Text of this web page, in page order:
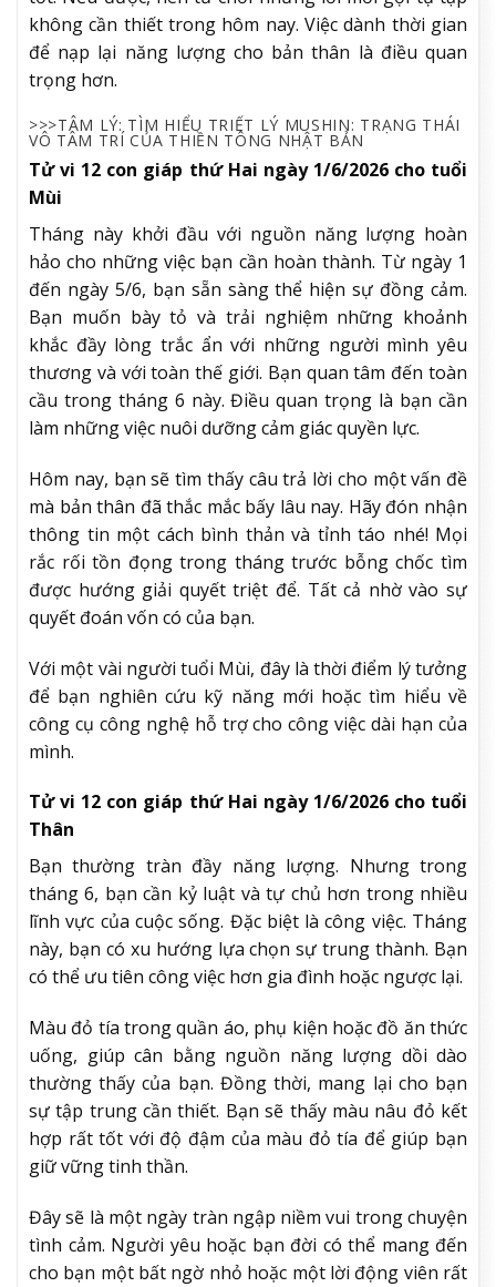
không cần thiết trong hôm nay. Việc dành thời gian
để nạp lại năng lượng cho bản thân là điều quan
trọng hơn.
>>>TÂM LÝ: TÌM HIỂU TRIẾT LÝ MUSHIN: TRẠNG THÁI
VÔ TÂM TRÍ CỦA THIỀN TÔNG NHẬT BẢN
Tử vi 12 con giáp thứ Hai ngày 1/6/2026 cho tuổi
Mùi
Tháng này khởi đầu với nguồn năng lượng hoàn
hảo cho những việc bạn cần hoàn thành. Từ ngày 1
đến ngày 5/6, bạn sẵn sàng thể hiện sự đồng cảm.
Bạn muốn bày tỏ và trải nghiệm những khoảnh
khắc đầy lòng trắc ẩn với những người mình yêu
thương và với toàn thế giới. Bạn quan tâm đến toàn
cầu trong tháng 6 này. Điều quan trọng là bạn cần
làm những việc nuôi dưỡng cảm giác quyền lực.
Hôm nay, bạn sẽ tìm thấy câu trả lời cho một vấn đề
mà bản thân đã thắc mắc bấy lâu nay. Hãy đón nhận
thông tin một cách bình thản và tỉnh táo nhé! Mọi
rắc rối tồn đọng trong tháng trước bỗng chốc tìm
được hướng giải quyết triệt để. Tất cả nhờ vào sự
quyết đoán vốn có của bạn.
Với một vài người tuổi Mùi, đây là thời điểm lý tưởng
để bạn nghiên cứu kỹ năng mới hoặc tìm hiểu về
công cụ công nghệ hỗ trợ cho công việc dài hạn của
mình.
Tử vi 12 con giáp thứ Hai ngày 1/6/2026 cho tuổi
Thân
Bạn thường tràn đầy năng lượng. Nhưng trong
tháng 6, bạn cần kỷ luật và tự chủ hơn trong nhiều
lĩnh vực của cuộc sống. Đặc biệt là công việc. Tháng
này, bạn có xu hướng lựa chọn sự trung thành. Bạn
có thể ưu tiên công việc hơn gia đình hoặc ngược lại.
Màu đỏ tía trong quần áo, phụ kiện hoặc đồ ăn thức
uống, giúp cân bằng nguồn năng lượng dồi dào
thường thấy của bạn. Đồng thời, mang lại cho bạn
sự tập trung cần thiết. Bạn sẽ thấy màu nâu đỏ kết
hợp rất tốt với độ đậm của màu đỏ tía để giúp bạn
giữ vững tinh thần.
Đây sẽ là một ngày tràn ngập niềm vui trong chuyện
tình cảm. Người yêu hoặc bạn đời có thể mang đến
cho bạn một bất ngờ nhỏ hoặc một lời động viên rất